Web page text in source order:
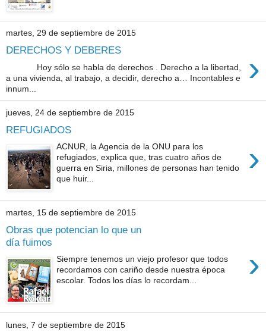
martes, 29 de septiembre de 2015
DERECHOS Y DEBERES ›
Hoy sólo se habla de derechos . Derecho a la libertad,
a una vivienda, al trabajo, a decidir, derecho a… Incontables e
innum...
jueves, 24 de septiembre de 2015
REFUGIADOS
›
ACNUR, la Agencia de la ONU para los
refugiados, explica que, tras cuatro años de
guerra en Siria, millones de personas han tenido
que huir...
martes, 15 de septiembre de 2015
Obras que potencian lo que un
día fuimos
›
Siempre tenemos un viejo profesor que todos
recordamos con cariño desde nuestra época
escolar. Todos los días lo recordam...
lunes, 7 de septiembre de 2015